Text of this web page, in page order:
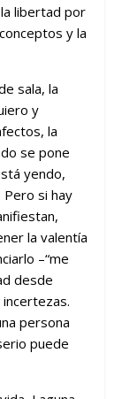
libertad por
y la
sala, la
y
la
se pone
yendo,
Pero si hay
la valentía
–“me
desde
persona
puede